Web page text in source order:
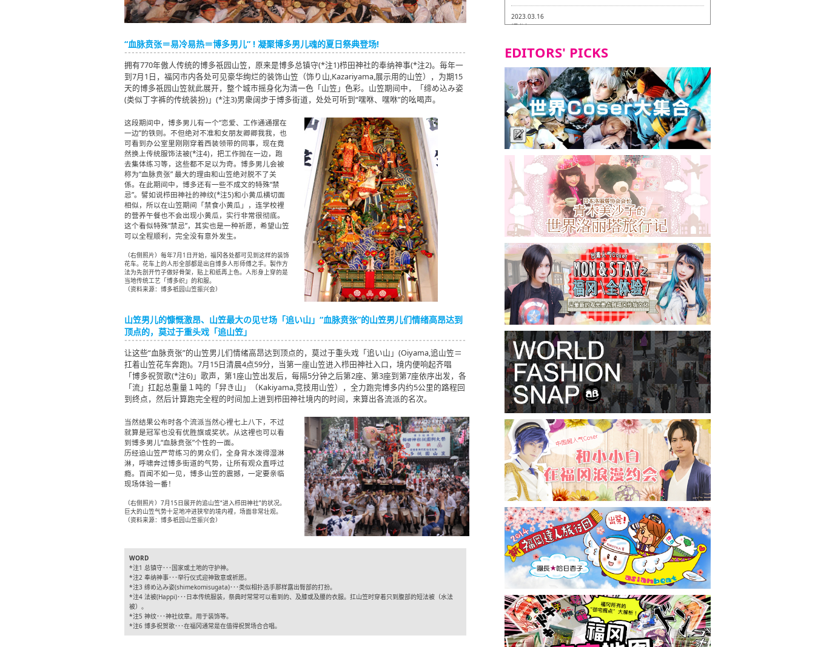
“血脉贲张＝易冷易热＝博多男儿” ! 凝聚博多男儿魂的夏日祭典登场!
拥有770年傲人传统的博多祇园山笠，原来是博多总镇守(*注1)栉田神社的奉纳神事(*注2)。毎年一
到7月1日，福冈市内各处可见豪华绚烂的装饰山笠（饰り山,Kazariyama,展示用的山笠），为期15
天的博多祇园山笠就此展开，整个城市摇身化为清一色「山笠」色彩。山笠期间中，「缔め込み姿
(类似丁字裤的传统装扮)」(*注3)男衆阔步于博多街道，处处可听到“嘿咻、嘿咻”的吆喝声。
这段期间中，博多男儿有一个“恋爱、工作通通摆在
一边”的铁则。不但绝对不准和女朋友卿卿我我，也
可看到办公室里刚刚穿着西装领带的同事，现在竟
然换上传统服饰法被(*注4)，把工作抛在一边，跑
去集体练习等，这些都不足以为奇。博多男儿会被
称为“血脉贲张” 最大的理由和山笠绝对脱不了关
係。在此期间中，博多还有一些不成文的特殊“禁
忌”。譬如说栉田神社的神纹(*注5)和小黄瓜横切面
相似，所以在山笠期间「禁食小黄瓜」，连学校裡
的营养午餐也不会出现小黄瓜，实行非常很彻底。
这个看似特殊“禁忌”，其实也是一种祈愿，希望山笠
可以全程顺利，完全没有意外发生。
（右侧照片）每年7月1日开始，福冈各处都可见到这样的装饰
花车。花车上的人形全部都是出自博多人形师傅之手。製作方
法为先剖开竹子做好骨架，贴上和纸再上色。人形身上穿的是
当地传统工艺「博多织」的和服。
（资料来源：博多祇园山笠振兴会）
山笠男儿的慷慨激昂、山笠最大の见せ场「追い山」“血脉贲张”的山笠男儿们情绪高昂达到
顶点的，莫过于重头戏「追山笠」
让这些“血脉贲张”的山笠男儿们情绪高昂达到顶点的，莫过于重头戏「追い山」(Oiyama,追山笠＝
扛着山笠花车奔跑)。7月15日清晨4点59分，当第一座山笠进入栉田神社入口，境内便响起齐唱
「博多祝贺歌(*注6)」歌声，第1座山笠出发后，每隔5分钟之后第2座、第3座到第7座依序出发，各
「流」扛起总重量１吨的「舁き山」（Kakiyama,竞技用山笠），全力跑完博多内约5公里的路程回
到终点，然后计算跑完全程的时间加上进到栉田神社境内的时间，来算出各流派的名次。
当然结果公布时各个流派当然心裡七上八下，不过
就算是冠军也没有优胜旗或奖状。从这裡也可以看
到博多男儿“血脉贲张”个性的一面。
历经追山笠严苛练习的男众们，全身背水泼得湿淋
淋，呼啸奔过博多街道的气势，让所有观众直呼过
瘾。百闻不如一见，博多山笠的震撼，一定要亲临
现场体验一番！
（右侧照片）7月15日展开的追山笠“进入栉田神社”的状况。
巨大的山笠气势十足地冲进狭窄的境内裡，场面非常壮观。
（资料来源：博多祇园山笠振兴会）
WORD
*注1 总镇守･･･国家或土地的守护神。
*注2 奉纳神事･･･举行仪式迎神致意或祈愿。
*注3 缔め込み姿(shimekomisugata)･･･类似相扑选手那样露出臀部的打扮。
*注4 法被(Happi)･･･日本传统服装，祭典时常常可以看到的、及膝或及腰的衣服。扛山笠时穿着只到腹部的短法被（水法
被）。
*注5 神纹･･･神社纹章。用于装饰等。
*注6 博多祝贺歌･･･在福冈通常是在值得祝贺场合合唱。
2023.03.16
福龙轩
2023.03.07
Isogiyokarazu 博多总店 〜 严格素食主义・素食主义者的菜单试
的试吃之旅 in 福冈市！〜
2023.03.07
严格素食主义・素食主义者的菜单试的试吃之旅 in 福冈市！
2023.03.02
Little Stand 大名店 〜 严格素食主义・素食主义者的菜单试的试
吃之旅 in 福冈市！〜
2023.02.28
东筑轩 折尾本社乌冬店
EDITORS' PICKS